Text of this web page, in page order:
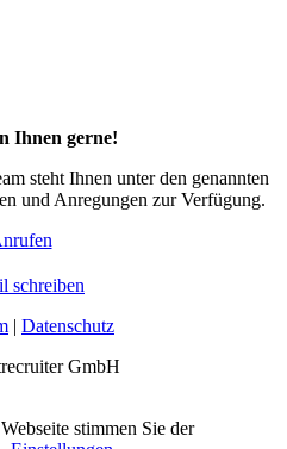
Ihnen gerne!
steht Ihnen unter den genannten
und Anregungen zur Verfügung.
schreiben
| Datenschutz
GmbH
stimmen Sie der